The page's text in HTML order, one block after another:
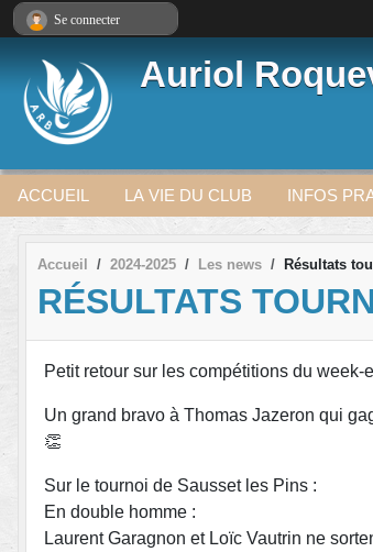
Auriol
ACCUEIL LA VIE DU CLUB INFOS
Accueil 2024-2025 Les news Résultats
RÉSULTATS
Petit retour sur les compétitions du week-
Un grand bravo à Thomas Jazeron qui
👏
Sur le tournoi de Sausset les Pins :
En double homme :
Laurent Garagnon et Loïc Vautrin ne
Se connecter
Panneau de gestion des cookies